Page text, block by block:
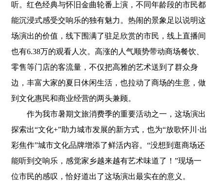
听。红色经典与怀旧金曲轮番上演，不同年龄段的市民都
能沉浸式感受交响乐的独有魅力。热闹的景象足以说明这
场演出的价值，线下围满了驻足欣赏的市民，线上直播间
也有6.38万的观看人次。高涨的人气顺势带动商场餐饮、
零售等门店的客流量，不仅把高雅的艺术送到了群众身
边，丰富大家的夏日休闲生活，也拉动了商场的生意，做
到文化惠民和商业经营的两头兼顾。
作为我市暑期文旅消费季的重要活动之一，这场演出
探索出“文化+”助力城市发展的新方式，也为“放歌怀川·出
彩焦作”城市文化品牌增添了鲜活内容。“没想到逛商场还
能听到交响乐，感觉家乡越来越有艺术味道了！”现场一
位市民的感叹，恰好道出了这场演出最实在的意义。